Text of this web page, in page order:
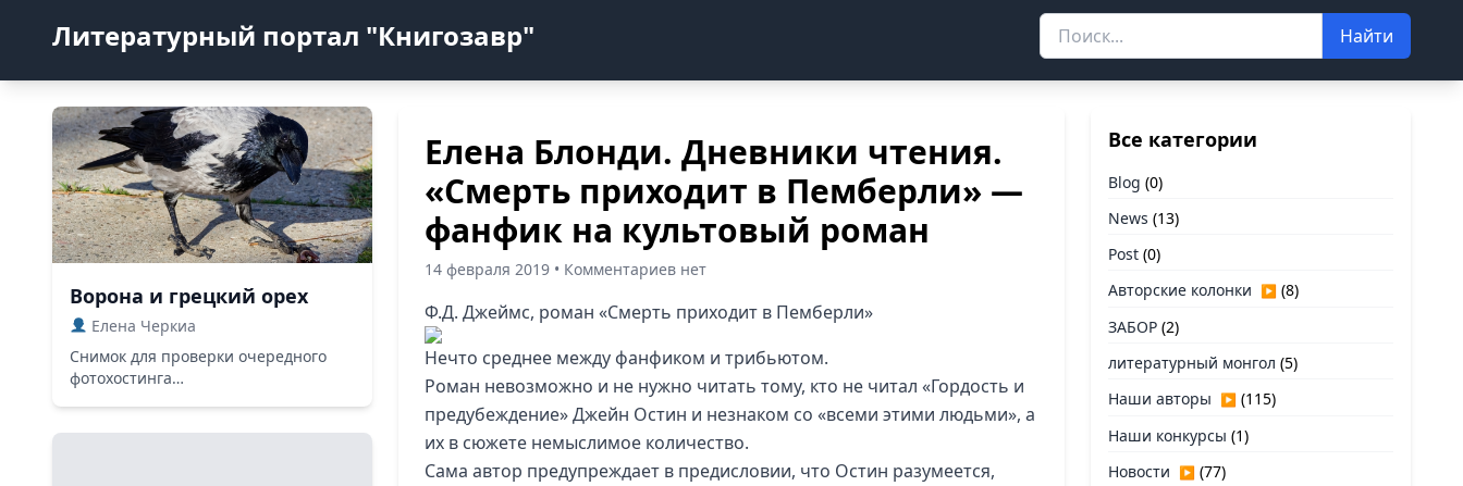
Литературный портал "Книгозавр" Найти
Ворона и грецкий орех
Елена Черкиа
Снимок для проверки очередного
фотохостинга…
Елена Блонди. Дневники чтения.
«Смерть приходит в Пемберли» —
фанфик на культовый роман
14 февраля 2019 • Комментариев нет
Ф.Д. Джеймс, роман «Смерть приходит в Пемберли»
Нечто среднее между фанфиком и трибьютом.
Роман невозможно и не нужно читать тому, кто не читал «Гордость и
предубеждение» Джейн Остин и незнаком со «всеми этими людьми», а
их в сюжете немыслимое количество.
Сама автор предупреждает в предисловии, что Остин разумеется,
Все категории
Blog (0)
News (13)
Post (0)
Авторские колонки ▶ (8)
ЗАБОР (2)
литературный монгол (5)
Наши авторы ▶ (115)
Наши конкурсы (1)
Новости ▶ (77)